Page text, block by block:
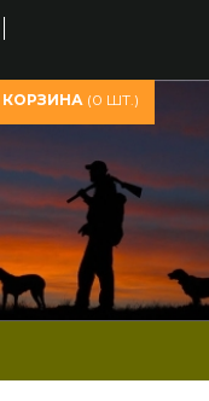
КОРЗИНА (0 ШТ.)